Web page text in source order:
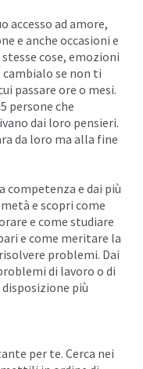
accesso ad amore,
e anche occasioni e
cose, emozioni
se non ti
passare ore o mesi.
persone che
dai loro pensieri.
da loro ma alla fine
competenza e dai più
e scopri come
e come studiare
e come meritare la
problemi. Dai
di lavoro o di
più
per te. Cerca nei